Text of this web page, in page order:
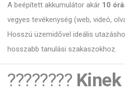
A beépített akkumulátor akár 10
vegyes tevékenység (web, videó,
Hosszú üzemidővel ideális
hosszabb tanulási szakaszokhoz.
????‍????